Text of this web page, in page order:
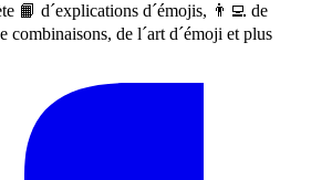
📙 d´explications d´émojis, 👨‍💻 de
combinaisons, de l´art d´émoji et plus